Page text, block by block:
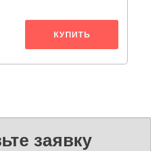
КУПИТЬ
заявку